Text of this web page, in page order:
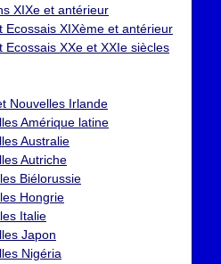
XIXe et antérieur
Ecossais XIXème et antérieur
Ecossais XXe et XXIe siècles
Nouvelles Irlande
Amérique latine
Australie
Autriche
Biélorussie
Hongrie
Italie
Japon
Nigéria